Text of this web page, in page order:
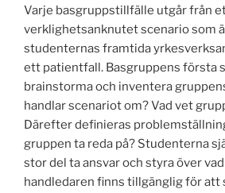
Varje basgruppstillfälle utgår från
verklighetsanknutet scenario som
studenternas framtida
ett patientfall. Basgruppens första
brainstorma och inventera
handlar scenariot om? Vad vet
Därefter definieras
gruppen ta reda på? Studenterna
stor del ta ansvar och styra över
handledaren finns tillgänglig för att